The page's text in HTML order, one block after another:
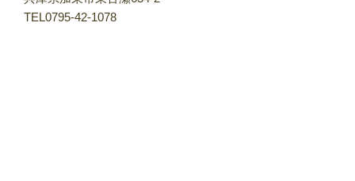
TEL0795-42-1078